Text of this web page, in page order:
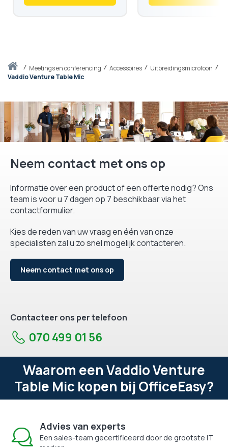
Thuismeetings en conferencing Accessoires
Uitbreidingsmicrofoon
Vaddio Venture Table Mic
Neem contact met ons op
Informatie over een product of een offerte nodig? Ons
team is voor u 7 dagen op 7 beschikbaar via het
contactformulier.
Kies de reden van uw vraag en één van onze
specialisten zal u zo snel mogelijk contacteren.
Neem contact met ons op
Contacteer ons per telefoon
070 499 01 56
Waarom een Vaddio Venture
Table Mic kopen bij OfficeEasy?
Advies van experts
Een sales-team gecertificeerd door de grootste IT